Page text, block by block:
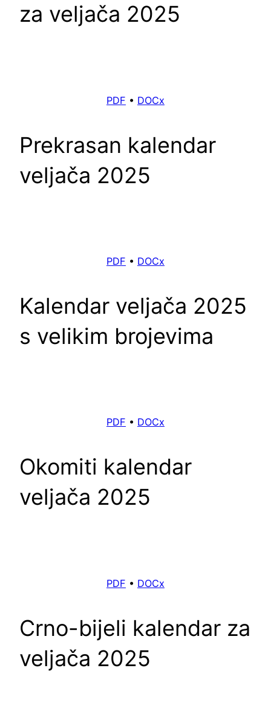
za veljača 2025
PDF • DOCx
Prekrasan kalendar
veljača 2025
PDF • DOCx
Kalendar veljača 2025
s velikim brojevima
PDF • DOCx
Okomiti kalendar
veljača 2025
PDF • DOCx
Crno-bijeli kalendar za
veljača 2025